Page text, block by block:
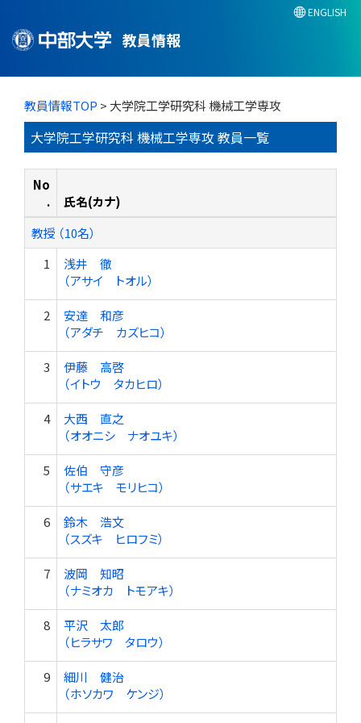
教員情報
ENGLISH
教員情報TOP > 大学院工学研究科 機械工学専攻
大学院工学研究科 機械工学専攻 教員一覧
No
.
氏名(カナ)
教授 （10名）
1
浅井 徹
（アサイ トオル）
2
安達 和彦
（アダチ カズヒコ）
3
伊藤 高啓
（イトウ タカヒロ）
4
大西 直之
（オオニシ ナオユキ）
5
佐伯 守彦
（サエキ モリヒコ）
6
鈴木 浩文
（スズキ ヒロフミ）
7
波岡 知昭
（ナミオカ トモアキ）
8
平沢 太郎
（ヒラサワ タロウ）
9
細川 健治
（ホソカワ ケンジ）